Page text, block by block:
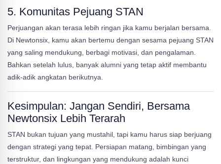
5. Komunitas Pejuang STAN
Perjuangan akan terasa lebih ringan jika kamu berjalan bersama.
Di Newtonsix, kamu akan bertemu dengan sesama pejuang STAN
yang saling mendukung, berbagi motivasi, dan pengalaman.
Bahkan setelah lulus, banyak alumni yang tetap aktif membantu
adik-adik angkatan berikutnya.
Kesimpulan: Jangan Sendiri, Bersama
Newtonsix Lebih Terarah
STAN bukan tujuan yang mustahil, tapi kamu harus siap berjuang
dengan strategi yang tepat. Persiapan matang, bimbingan yang
terstruktur, dan lingkungan yang mendukung adalah kunci